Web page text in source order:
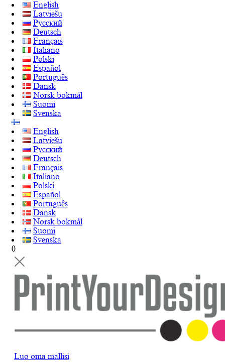
English
Latviešu
Русский
Deutsch
Français
Italiano
Polski
Español
Português
Dansk
Norsk bokmål
Suomi
Svenska
English
Latviešu
Русский
Deutsch
Français
Italiano
Polski
Español
Português
Dansk
Norsk bokmål
Suomi
Svenska
0
Luo oma mallisi